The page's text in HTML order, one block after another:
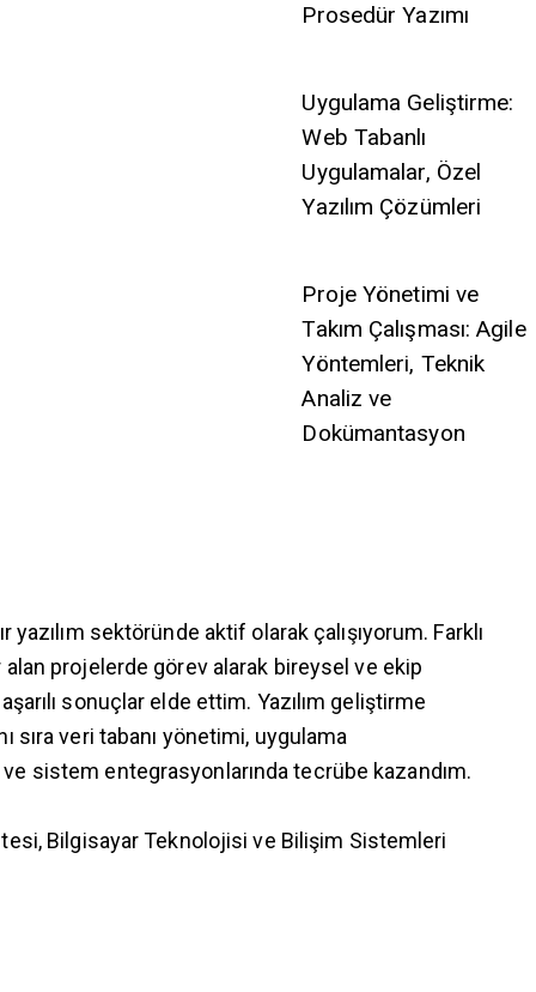
Prosedür Yazımı
Uygulama Geliştirme:
Web Tabanlı
Uygulamalar, Özel
Yazılım Çözümleri
Proje Yönetimi ve
Takım Çalışması: Agile
Yöntemleri, Teknik
Analiz ve
Dokümantasyon
yazılım sektöründe aktif olarak çalışıyorum. Farklı
projelerde görev alarak bireysel ve ekip
sonuçlar elde ettim. Yazılım geliştirme
sıra veri tabanı yönetimi, uygulama
sistem entegrasyonlarında tecrübe kazandım.
Bilgisayar Teknolojisi ve Bilişim Sistemleri